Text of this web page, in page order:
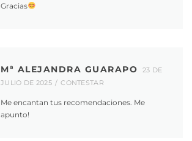
Gracias
Mª ALEJANDRA GUARAPO
23 DE
JULIO DE 2025
CONTESTAR
Me encantan tus recomendaciones. Me
apunto!